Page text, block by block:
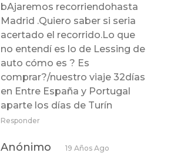
bAjaremos recorriendohasta
Madrid .Quiero saber si seria
acertado el recorrido.Lo que
no entendí es lo de Lessing de
auto cómo es ? Es
comprar?/nuestro viaje 32días
en Entre España y Portugal
aparte los días de Turín
Responder
Anónimo 19 Años Ago